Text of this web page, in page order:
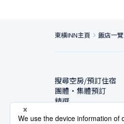
東橫INN主頁 飯店一覽
搜尋空房/預訂住宿
團體・集體預訂
精選